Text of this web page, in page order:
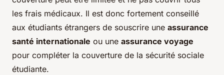
les frais médicaux. Il est donc fortement conseillé
aux étudiants étrangers de souscrire une assurance
santé internationale ou une assurance voyage
pour compléter la couverture de la sécurité sociale
étudiante.